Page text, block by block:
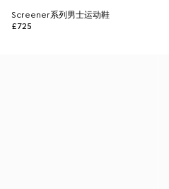
Screener系列男士运动鞋
£725